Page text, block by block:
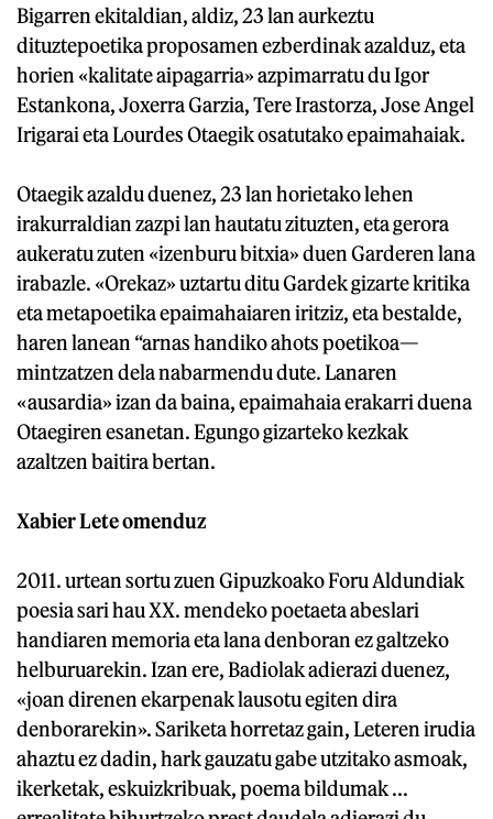
Bigarren ekitaldian, aldiz, 23 lan aurkeztu
dituztepoetika proposamen ezberdinak azalduz, eta
horien «kalitate aipagarria» azpimarratu du Igor
Estankona, Joxerra Garzia, Tere Irastorza, Jose Angel
Irigarai eta Lourdes Otaegik osatutako epaimahaiak.
Otaegik azaldu duenez, 23 lan horietako lehen
irakurraldian zazpi lan hautatu zituzten, eta gerora
aukeratu zuten «izenburu bitxia» duen Garderen lana
irabazle. «Orekaz» uztartu ditu Gardek gizarte kritika
eta metapoetika epaimahaiaren iritziz, eta bestalde,
haren lanean “arnas handiko ahots poetikoa—
mintzatzen dela nabarmendu dute. Lanaren
«ausardia» izan da baina, epaimahaia erakarri duena
Otaegiren esanetan. Egungo gizarteko kezkak
azaltzen baitira bertan.
Xabier Lete omenduz
2011. urtean sortu zuen Gipuzkoako Foru Aldundiak
poesia sari hau XX. mendeko poetaeta abeslari
handiaren memoria eta lana denboran ez galtzeko
helburuarekin. Izan ere, Badiolak adierazi duenez,
«joan direnen ekarpenak lausotu egiten dira
denborarekin». Sariketa horretaz gain, Leteren irudia
ahaztu ez dadin, hark gauzatu gabe utzitako asmoak,
ikerketak, eskuizkribuak, poema bildumak ...